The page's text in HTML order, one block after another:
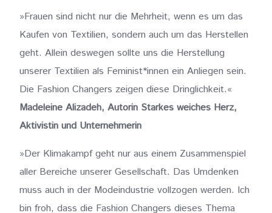
»Frauen sind nicht nur die Mehrheit, wenn es um das
Kaufen von Textilien, sondern auch um das Herstellen
geht. Allein deswegen sollte uns die Herstellung
unserer Textilien als Feminist*innen ein Anliegen sein.
Die Fashion Changers zeigen diese Dringlichkeit.«
Madeleine Alizadeh, Autorin Starkes weiches Herz,
Aktivistin und Unternehmerin
»Der Klimakampf geht nur aus einem Zusammenspiel
aller Bereiche unserer Gesellschaft. Das Umdenken
muss auch in der Modeindustrie vollzogen werden. Ich
bin froh, dass die Fashion Changers dieses Thema